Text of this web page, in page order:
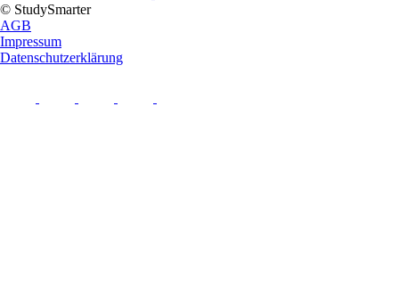
© StudySmarter
AGB
Impressum
Datenschutzerklärung